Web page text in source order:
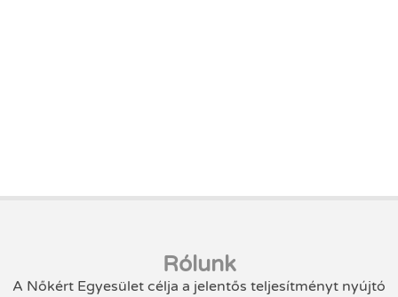
Rólunk
A Nőkért Egyesület célja a jelentős teljesítményt nyújtó